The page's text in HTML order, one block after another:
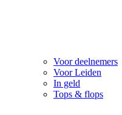
Voor deelnemers
Voor Leiden
In geld
Tops & flops